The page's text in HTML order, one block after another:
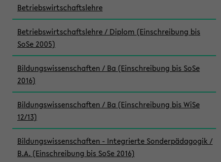
Betriebswirtschaftslehre
Betriebswirtschaftslehre / Diplom (Einschreibung bis
SoSe 2005)
Bildungswissenschaften / Ba (Einschreibung bis SoSe
2016)
Bildungswissenschaften / Ba (Einschreibung bis WiSe
12/13)
Bildungswissenschaften - Integrierte Sonderpädagogik /
B.A. (Einschreibung bis SoSe 2016)